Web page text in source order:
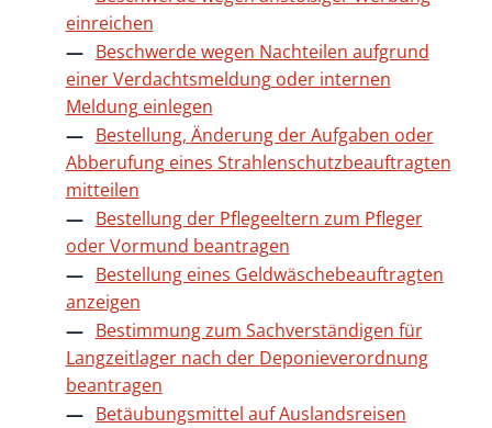
einreichen
Beschwerde wegen Nachteilen aufgrund
einer Verdachtsmeldung oder internen
Meldung einlegen
Bestellung, Änderung der Aufgaben oder
Abberufung eines Strahlenschutzbeauftragten
mitteilen
Bestellung der Pflegeeltern zum Pfleger
oder Vormund beantragen
Bestellung eines Geldwäschebeauftragten
anzeigen
Bestimmung zum Sachverständigen für
Langzeitlager nach der Deponieverordnung
beantragen
Betäubungsmittel auf Auslandsreisen